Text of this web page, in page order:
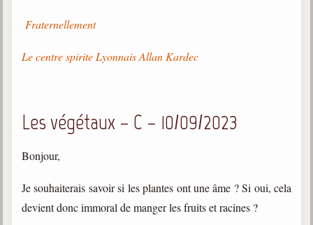
Fraternellement
Le centre spirite Lyonnais Allan Kardec
Les végétaux – C – 10/09/2023
Bonjour,
Je souhaiterais savoir si les plantes ont une âme ? Si oui, cela
devient donc immoral de manger les fruits et racines ?